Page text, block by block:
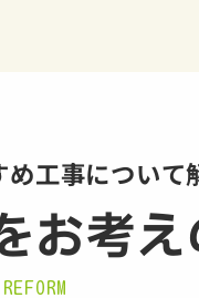
工事について
お考
REFORM